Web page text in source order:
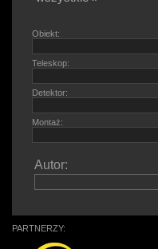
Obiekt:
Teleskop:
Detektor:
Montaż:
Autor:
PARTNERZY: